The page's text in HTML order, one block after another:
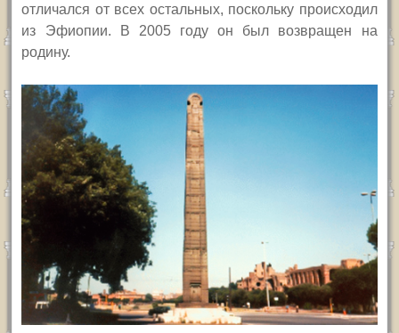
отличался от всех остальных, поскольку происходил
из Эфиопии. В 2005 году он был возвращен на
родину.